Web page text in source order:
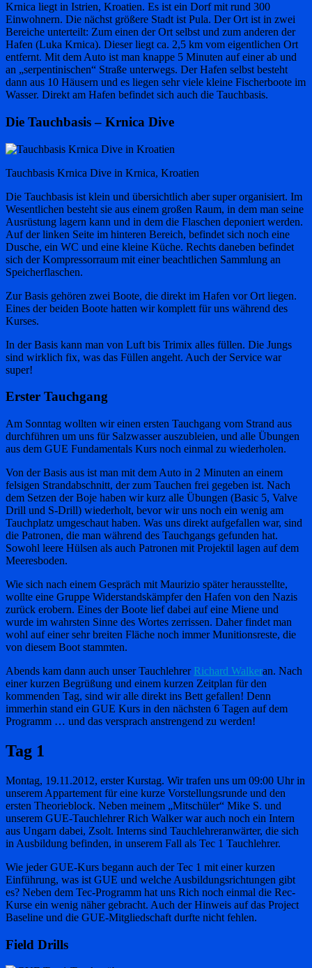
Krnica liegt in Istrien, Kroatien. Es ist ein Dorf mit rund 300
Einwohnern. Die nächst größere Stadt ist Pula. Der Ort ist in zwei
Bereiche unterteilt: Zum einen der Ort selbst und zum anderen der
Hafen (Luka Krnica). Dieser liegt ca. 2,5 km vom eigentlichen Ort
entfernt. Mit dem Auto ist man knappe 5 Minuten auf einer ab und
an „serpentinischen“ Straße unterwegs. Der Hafen selbst besteht
dann aus 10 Häusern und es liegen sehr viele kleine Fischerboote im
Wasser. Direkt am Hafen befindet sich auch die Tauchbasis.
Die Tauchbasis – Krnica Dive
Tauchbasis Krnica Dive in Krnica, Kroatien
Die Tauchbasis ist klein und übersichtlich aber super organisiert. Im
Wesentlichen besteht sie aus einem großen Raum, in dem man seine
Ausrüstung lagern kann und in dem die Flaschen deponiert werden.
Auf der linken Seite im hinteren Bereich, befindet sich noch eine
Dusche, ein WC und eine kleine Küche. Rechts daneben befindet
sich der Kompressorraum mit einer beachtlichen Sammlung an
Speicherflaschen.
Zur Basis gehören zwei Boote, die direkt im Hafen vor Ort liegen.
Eines der beiden Boote hatten wir komplett für uns während des
Kurses.
In der Basis kann man von Luft bis Trimix alles füllen. Die Jungs
sind wirklich fix, was das Füllen angeht. Auch der Service war
super!
Erster Tauchgang
Am Sonntag wollten wir einen ersten Tauchgang vom Strand aus
durchführen um uns für Salzwasser auszubleien, und alle Übungen
aus dem GUE Fundamentals Kurs noch einmal zu wiederholen.
Von der Basis aus ist man mit dem Auto in 2 Minuten an einem
felsigen Strandabschnitt, der zum Tauchen frei gegeben ist. Nach
dem Setzen der Boje haben wir kurz alle Übungen (Basic 5, Valve
Drill und S-Drill) wiederholt, bevor wir uns noch ein wenig am
Tauchplatz umgeschaut haben. Was uns direkt aufgefallen war, sind
die Patronen, die man während des Tauchgangs gefunden hat.
Sowohl leere Hülsen als auch Patronen mit Projektil lagen auf dem
Meeresboden.
Wie sich nach einem Gespräch mit Maurizio später herausstellte,
wollte eine Gruppe Widerstandskämpfer den Hafen von den Nazis
zurück erobern. Eines der Boote lief dabei auf eine Miene und
wurde im wahrsten Sinne des Wortes zerrissen. Daher findet man
wohl auf einer sehr breiten Fläche noch immer Munitionsreste, die
von diesem Boot stammten.
Abends kam dann auch unser Tauchlehrer Richard Walkeran. Nach
einer kurzen Begrüßung und einem kurzen Zeitplan für den
kommenden Tag, sind wir alle direkt ins Bett gefallen! Denn
immerhin stand ein GUE Kurs in den nächsten 6 Tagen auf dem
Programm … und das versprach anstrengend zu werden!
Tag 1
Montag, 19.11.2012, erster Kurstag. Wir trafen uns um 09:00 Uhr in
unserem Appartement für eine kurze Vorstellungsrunde und den
ersten Theorieblock. Neben meinem „Mitschüler“ Mike S. und
unserem GUE-Tauchlehrer Rich Walker war auch noch ein Intern
aus Ungarn dabei, Zsolt. Interns sind Tauchlehreranwärter, die sich
in Ausbildung befinden, in unserem Fall als Tec 1 Tauchlehrer.
Wie jeder GUE-Kurs begann auch der Tec 1 mit einer kurzen
Einführung, was ist GUE und welche Ausbildungsrichtungen gibt
es? Neben dem Tec-Programm hat uns Rich noch einmal die Rec-
Kurse ein wenig näher gebracht. Auch der Hinweis auf das Project
Baseline und die GUE-Mitgliedschaft durfte nicht fehlen.
Field Drills